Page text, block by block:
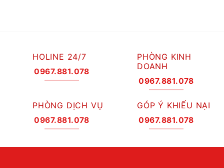
HOLINE 24/7
0967.881.078
PHÒNG KINH
DOANH
0967.881.078
PHÒNG DỊCH VỤ
0967.881.078
GÓP Ý KHIẾU NẠI
0967.881.078